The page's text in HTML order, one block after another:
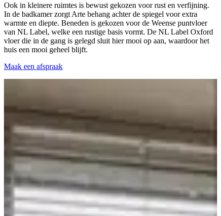
Ook in kleinere ruimtes is bewust gekozen voor rust en verfijning.
In de badkamer zorgt Arte behang achter de spiegel voor extra
warmte en diepte. Beneden is gekozen voor de Weense puntvloer
van NL Label, welke een rustige basis vormt. De NL Label Oxford
vloer die in de gang is gelegd sluit hier mooi op aan, waardoor het
huis een mooi geheel blijft.
Maak een afspraak